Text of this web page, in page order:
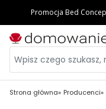
Strona główna Producenci